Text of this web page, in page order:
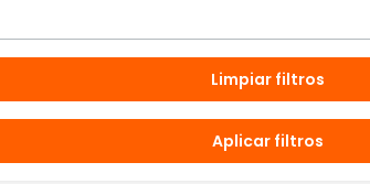
Limpiar filtros
Aplicar filtros